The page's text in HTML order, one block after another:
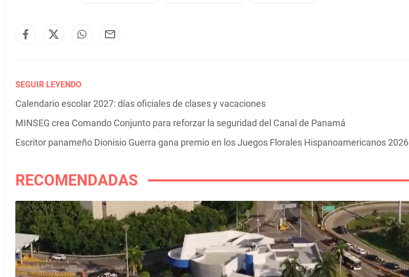
SEGUIR LEYENDO
Calendario escolar 2027: días oficiales de clases y vacaciones
MINSEG crea Comando Conjunto para reforzar la seguridad del Canal de Panamá
Escritor panameño Dionisio Guerra gana premio en los Juegos Florales Hispanoamericanos 2026
RECOMENDADAS